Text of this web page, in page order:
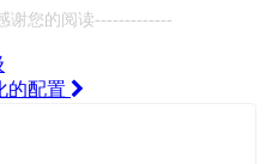
谢您的阅读-------------
的配置